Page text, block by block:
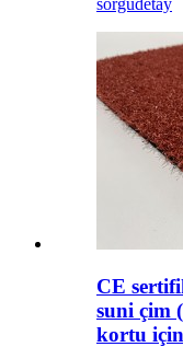
sorgudetay
CE
suni çim
kortu